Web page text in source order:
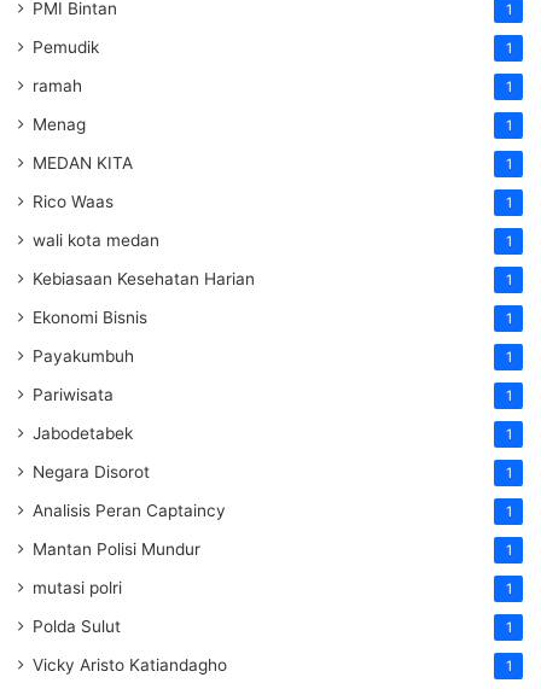
PMI Bintan 1
Pemudik 1
ramah 1
Menag 1
MEDAN KITA 1
Rico Waas 1
wali kota medan 1
Kebiasaan Kesehatan Harian 1
Ekonomi Bisnis 1
Payakumbuh 1
Pariwisata 1
Jabodetabek 1
Negara Disorot 1
Analisis Peran Captaincy 1
Mantan Polisi Mundur 1
mutasi polri 1
Polda Sulut 1
Vicky Aristo Katiandagho 1